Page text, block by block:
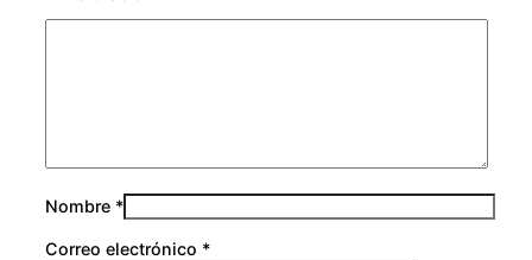
Nombre *
Correo electrónico *